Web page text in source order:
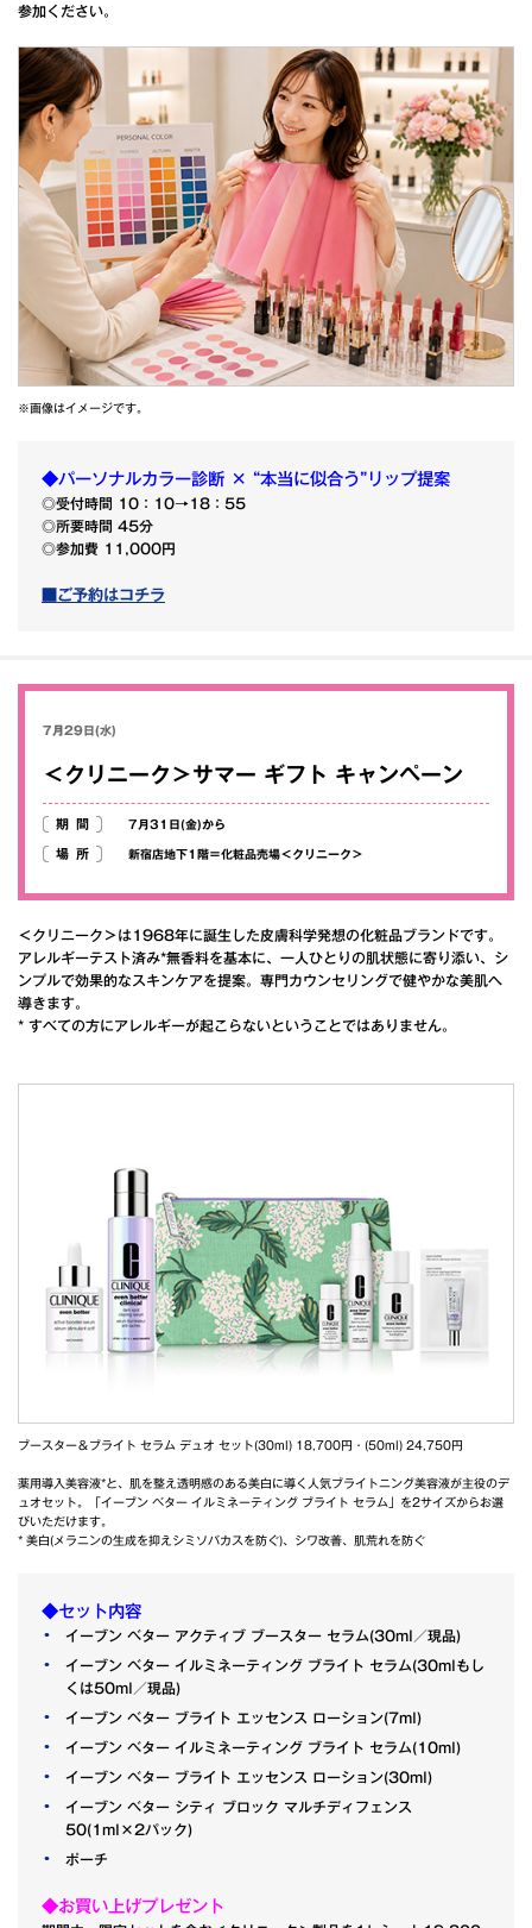
参加ください。
※画像はイメージです。
◆パーソナルカラー診断 × “本当に似合う”リップ提案
◎受付時間 10：10→18：55
◎所要時間 45分
◎参加費 11,000円
■ご予約はコチラ
7月29日(水)
＜クリニーク＞サマー ギフト キャンペーン
期間 7月31日(金)から
場所 新宿店地下1階＝化粧品売場＜クリニーク＞
＜クリニーク＞は1968年に誕生した皮膚科学発想の化粧品ブランドです。
アレルギーテスト済み*無香料を基本に、一人ひとりの肌状態に寄り添い、シ
ンプルで効果的なスキンケアを提案。専門カウンセリングで健やかな美肌へ
導きます。
* すべての方にアレルギーが起こらないということではありません。
ブースター＆ブライト セラム デュオ セット(30ml) 18,700円・(50ml) 24,750円
薬用導入美容液*と、肌を整え透明感のある美白に導く人気ブライトニング美容液が主役のデ
ュオセット。「イーブン ベター イルミネーティング ブライト セラム」を2サイズからお選
びいただけます。
* 美白(メラニンの生成を抑えシミソバカスを防ぐ)、シワ改善、肌荒れを防ぐ
◆セット内容
イーブン ベター アクティブ ブースター セラム(30ml／現品)
イーブン ベター イルミネーティング ブライト セラム(30mlもし
くは50ml／現品)
イーブン ベター ブライト エッセンス ローション(7ml)
イーブン ベター イルミネーティング ブライト セラム(10ml)
イーブン ベター ブライト エッセンス ローション(30ml)
イーブン ベター シティ ブロック マルチディフェンス
50(1ml×2パック)
ポーチ
◆お買い上げプレゼント